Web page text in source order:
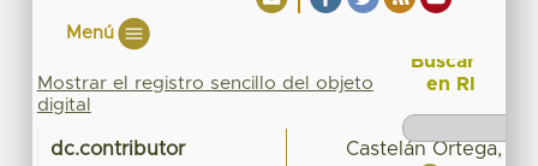
Menú
Mostrar el registro sencillo del objeto
digital
dc.contributor Castelán Ortega,
Buscar
en RI